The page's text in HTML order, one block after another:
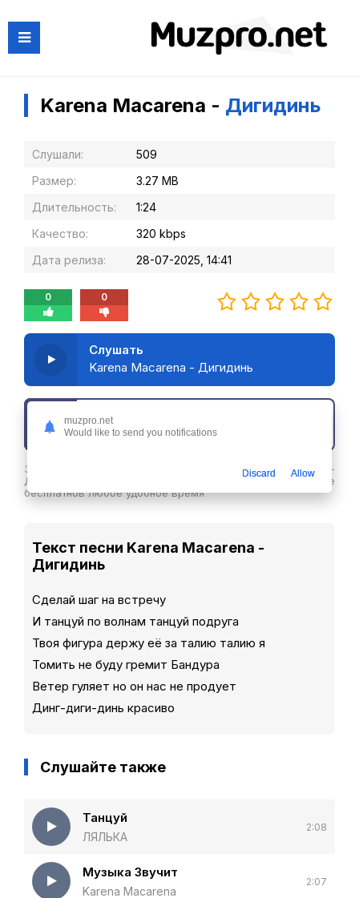
Karena Macarena - Дигидинь
Слушали:
509
Размер:
3.27 MB
Длительность:
1:24
Качество:
320 kbps
Дата релиза:
28-07-2025, 14:41
0 0
Слушать
Karena Macarena - Дигидинь
Скачать трек
Здесь вы можете скачать песню Karena Macarena -
Дигидинь в хорошем качестве или слушайте ее
бесплатнов любое удобное время
Текст песни Karena Macarena -
Дигидинь
Сделай шаг на встречу
И танцуй по волнам танцуй подруга
Твоя фигура держу её за талию талию я
Томить не буду гремит Бандура
Ветер гуляет но он нас не продует
Динг-диги-динь красиво
Слушайте также
Танцуй
ЛЯЛЬКА
2:08
Музыка Звучит
Karena Macarena
2:07
muzpro.net
Would like to send you notifications
Discard Allow